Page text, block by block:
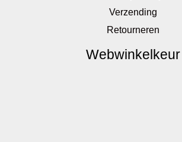
Verzending
Retourneren
Webwinkelkeur